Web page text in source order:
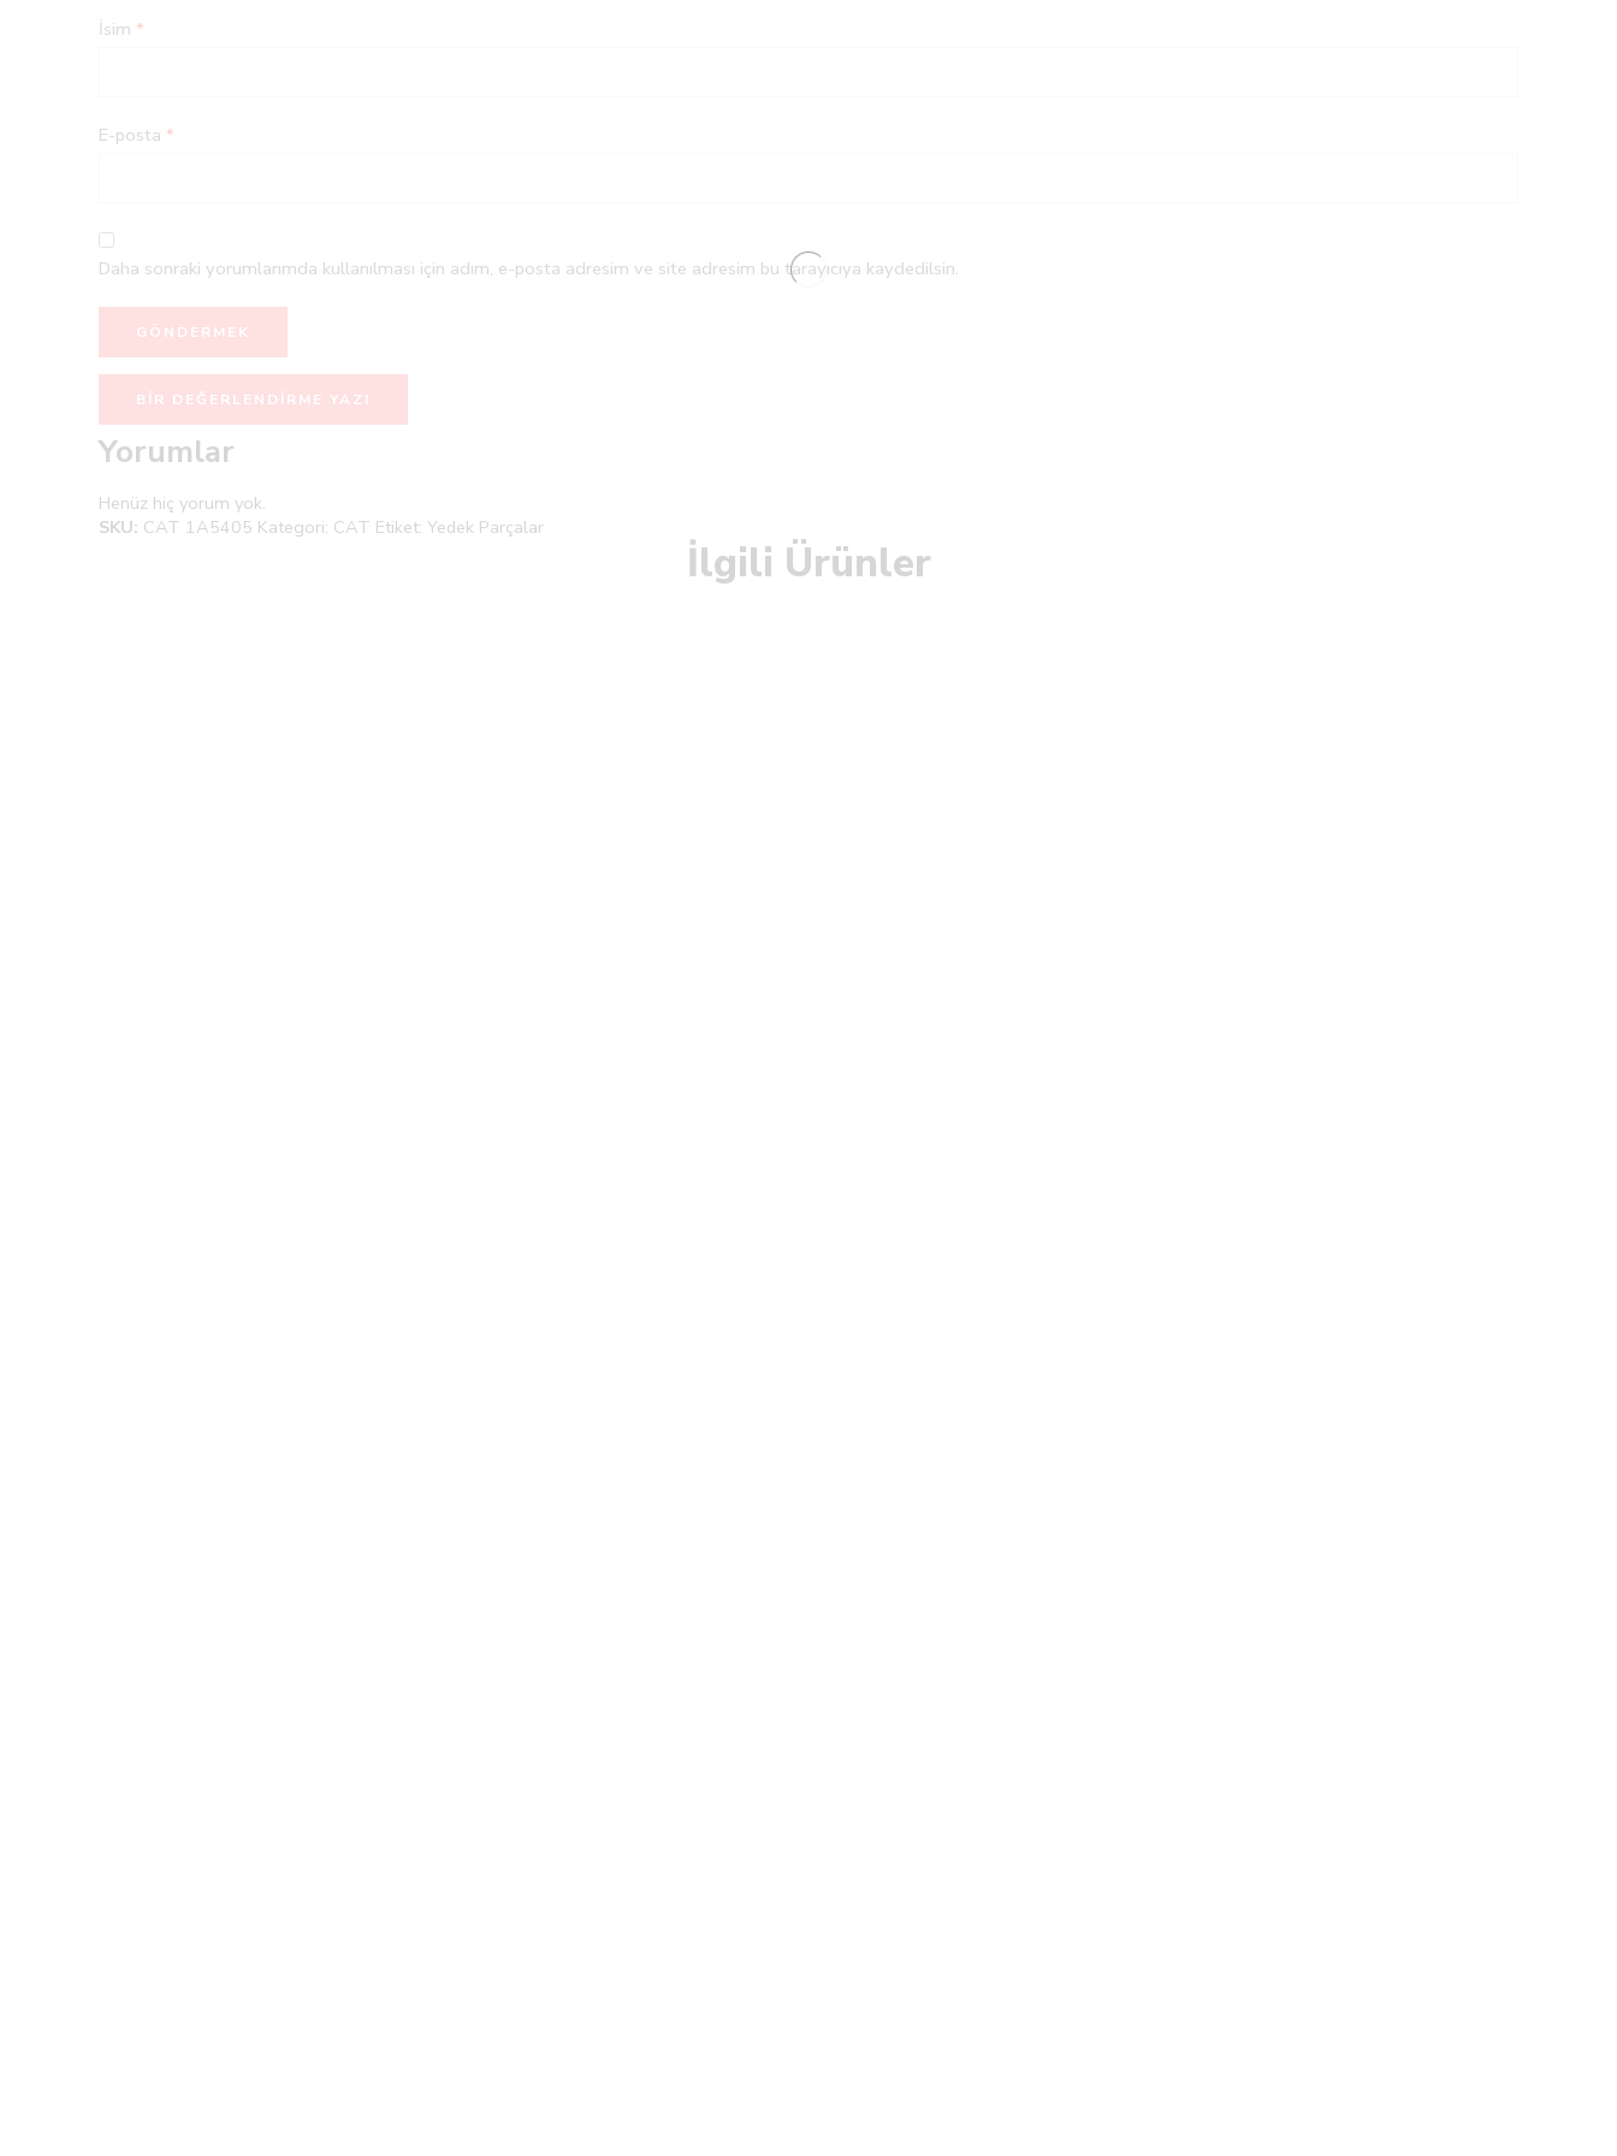
İsim *
E-posta *
Daha sonraki yorumlarımda kullanılması için adım, e-posta adresim ve site adresim bu tarayıcıya kaydedilsin.
BIR DEĞERLENDIRME YAZI
Yorumlar
Henüz hiç yorum yok.
SKU: CAT 1A5405 Kategori: CAT Etiket: Yedek Parçalar
İlgili Ürünler